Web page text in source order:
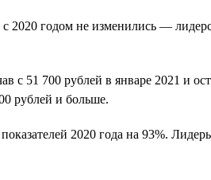
2020 годом не изменились —
с 51 700 рублей в январе 2021 и
рублей и больше.
2020 года на 93%.